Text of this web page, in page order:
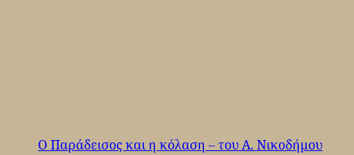
Ο Παράδεισος και η κόλαση – του Α. Νικοδήμου